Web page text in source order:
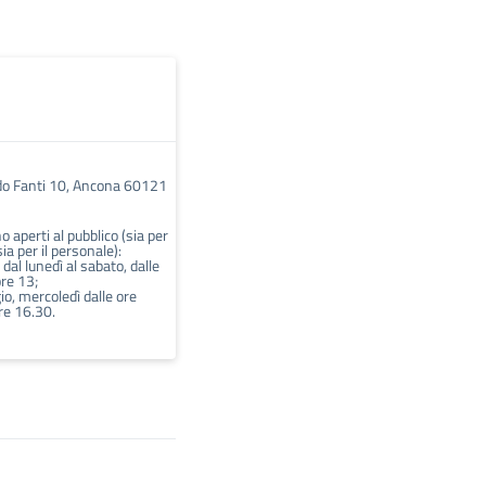
Fanti 10, Ancona 60121
aperti al pubblico (sia per
per il personale):
lunedì al sabato, dalle
13;
mercoledì dalle ore
16.30.